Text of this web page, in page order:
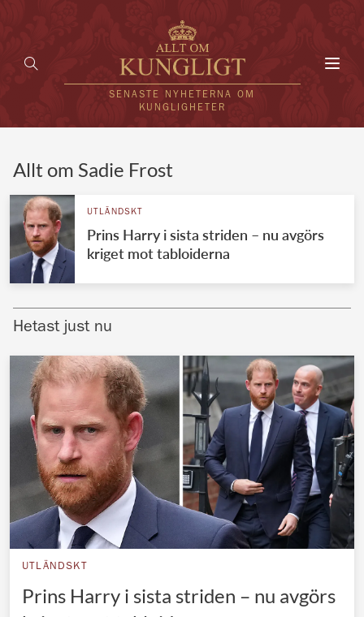
SENASTE NYHETERNA OM
KUNGLIGHETER
UTLÄNDSKT
VÄRLDENS KUNGAHUS
Brittiska kungahuset
Norska kungahuset
Danska kungahuset
Spanska kungahuset
Nederländska kungahuset
Belgiska kungahuset
Jordanska kungahuset
Japanska kejsarhuset
Allt om Sadie Frost
UTLÄNDSKT
Prins Harry i sista striden – nu avgörs
kriget mot tabloiderna
Hetast just nu
UTLÄNDSKT
Prins Harry i sista striden – nu avgörs